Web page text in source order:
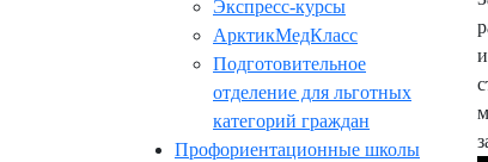
Экспресс-курсы
АрктикМедКласс
Подготовительное
отделение для льготных
категорий граждан
Профориентационные школы